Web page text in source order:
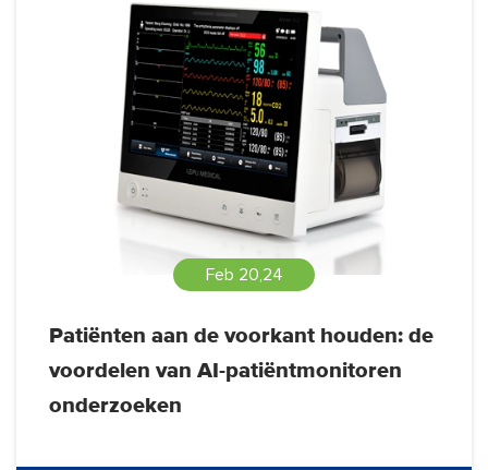
Feb 20,24
Patiënten aan de voorkant houden: de
voordelen van AI-patiëntmonitoren
onderzoeken